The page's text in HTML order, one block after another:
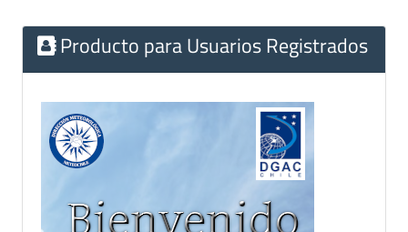
Producto para Usuarios Registrados